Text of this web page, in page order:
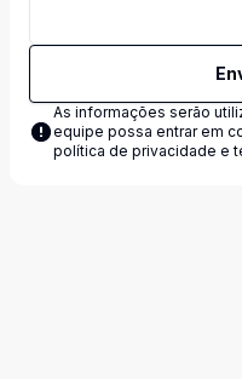
As informações serão
equipe possa entrar em
política de privacidade e